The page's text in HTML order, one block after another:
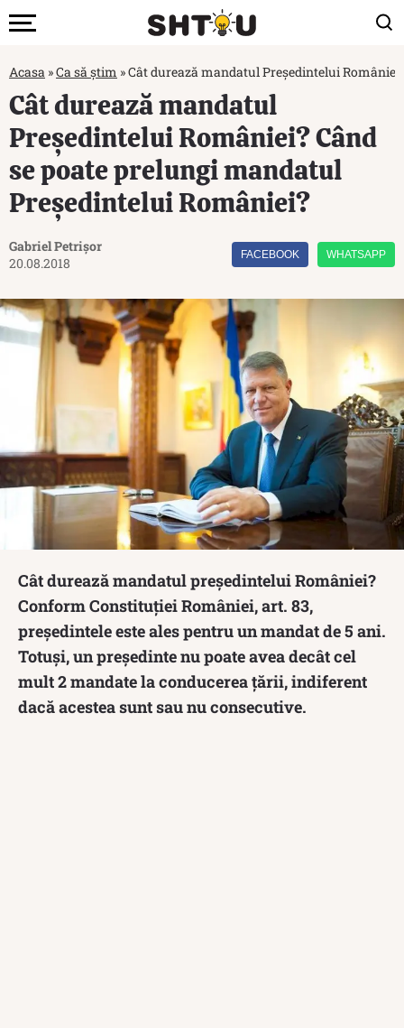
Acasa »Ca să știm »Cât durează mandatul Președintelui
Cât durează mandatul
Președintelui României? Când
se poate prelungi mandatul
Președintelui României?
Gabriel Petrișor
20.08.2018
FACEBOOK WHATSAPP
Cât durează mandatul președintelui României?
Conform Constituţiei României, art. 83,
preşedintele este ales pentru un mandat de 5 ani.
Totuși, un președinte nu poate avea decât cel
mult 2 mandate la conducerea țării, indiferent
dacă acestea sunt sau nu consecutive.